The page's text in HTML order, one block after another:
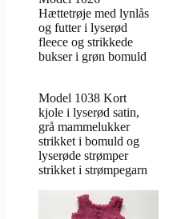
Hættetrøje med lynlås
og futter i lyserød
fleece og strikkede
bukser i grøn bomuld
Model 1038 Kort
kjole i lyserød satin,
grå mammelukker
strikket i bomuld og
lyserøde strømper
strikket i strømpegarn